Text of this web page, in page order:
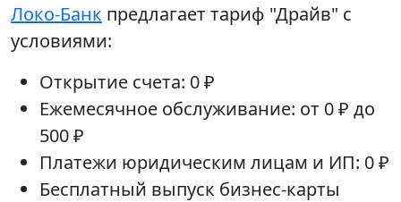
Локо-Банк предлагает тариф "Драйв" с
условиями:
Открытие счета: 0 ₽
Ежемесячное обслуживание: от 0 ₽ до
500 ₽
Платежи юридическим лицам и ИП: 0 ₽
Бесплатный выпуск бизнес-карты